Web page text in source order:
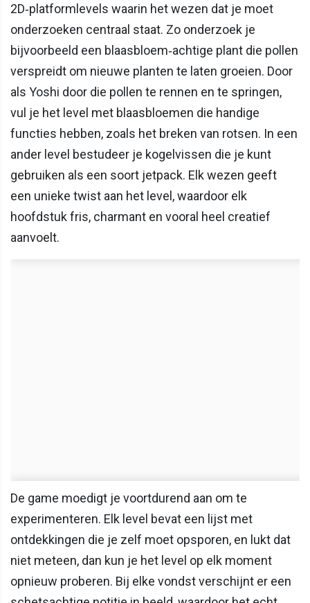
2D‑platformlevels waarin het wezen dat je moet
onderzoeken centraal staat. Zo onderzoek je
bijvoorbeeld een blaasbloem‑achtige plant die pollen
verspreidt om nieuwe planten te laten groeien. Door
als Yoshi door die pollen te rennen en te springen,
vul je het level met blaasbloemen die handige
functies hebben, zoals het breken van rotsen. In een
ander level bestudeer je kogelvissen die je kunt
gebruiken als een soort jetpack. Elk wezen geeft
een unieke twist aan het level, waardoor elk
hoofdstuk fris, charmant en vooral heel creatief
aanvoelt.
De game moedigt je voortdurend aan om te
experimenteren. Elk level bevat een lijst met
ontdekkingen die je zelf moet opsporen, en lukt dat
niet meteen, dan kun je het level op elk moment
opnieuw proberen. Bij elke vondst verschijnt er een